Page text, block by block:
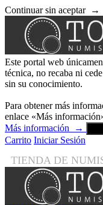
Continuar sin aceptar →
Este portal web
técnica, no recaba ni
sin su conocimiento.
Para obtener más
enlace «Más
Más información
→
Carrito Iniciar Sesión
TIENDA DE